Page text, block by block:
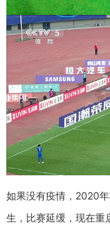
如果没有疫情，2020
生，比赛延缓，现在重